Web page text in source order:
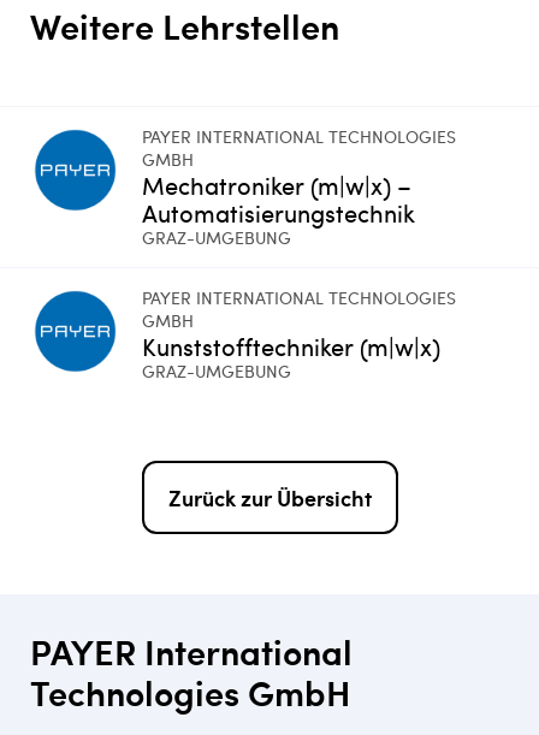
Weitere Lehrstellen
PAYER INTERNATIONAL TECHNOLOGIES
GMBH
Mechatroniker (m|w|x) –
Automatisierungstechnik
GRAZ-UMGEBUNG
PAYER INTERNATIONAL TECHNOLOGIES
GMBH
Kunststofftechniker (m|w|x)
GRAZ-UMGEBUNG
Zurück zur Übersicht
PAYER International
Technologies GmbH